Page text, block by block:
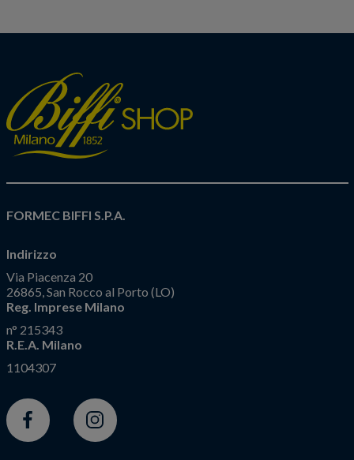
FORMEC BIFFI S.P.A.
Indirizzo
Via Piacenza 20
26865, San Rocco al Porto (LO)
Reg. Imprese Milano
n° 215343
R.E.A. Milano
1104307
Facebook Instagram